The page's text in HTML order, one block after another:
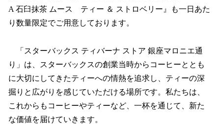
A 石臼抹茶 ムース ティー ＆ ストロベリー』も一日あた
り数量限定でご用意しております。
「スターバックス ティバーナ ストア 銀座マロニエ通
り」は、スターバックスの創業当時からコーヒーととも
に大切にしてきたティーへの情熱を追求し、ティーの深
掘りと広がりを感じていただける場所です。私たちは、
これからもコーヒーやティーなど、一杯を通じて、新た
な価値を届けていきます。